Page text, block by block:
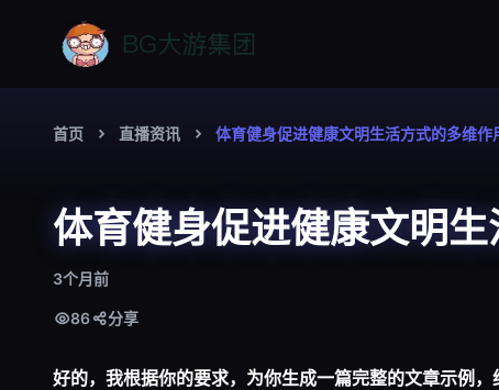
首页 直播资讯 体育健身促进健康文明生活方式的多维作
体育健身促进健康文明
3个月前
86 分享
好的，我根据你的要求，为你生成一篇完整的文章示例